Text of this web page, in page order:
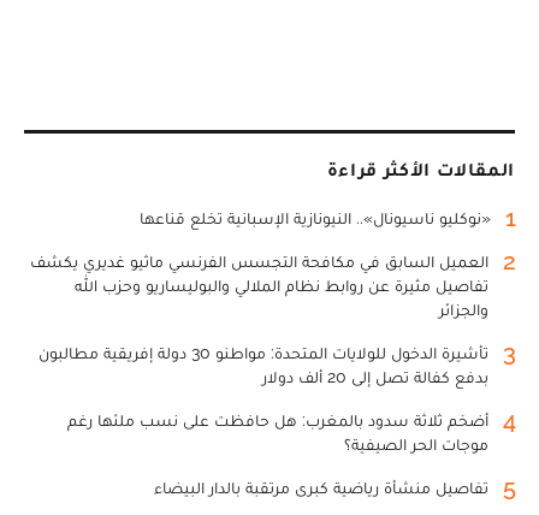
المقالات الأكثر قراءة
1 «نوكليو ناسيونال».. النيونازية الإسبانية تخلع قناعها
2
العميل السابق في مكافحة التجسس الفرنسي ماثيو غديري يكشف
تفاصيل مثيرة عن روابط نظام الملالي والبوليساريو وحزب الله
والجزائر
3
تأشيرة الدخول للولايات المتحدة: مواطنو 30 دولة إفريقية مطالبون
بدفع كفالة تصل إلى 20 ألف دولار
4
أضخم ثلاثة سدود بالمغرب: هل حافظت على نسب ملئها رغم
موجات الحر الصيفية؟
5 تفاصيل منشأة رياضية كبرى مرتقبة بالدار البيضاء